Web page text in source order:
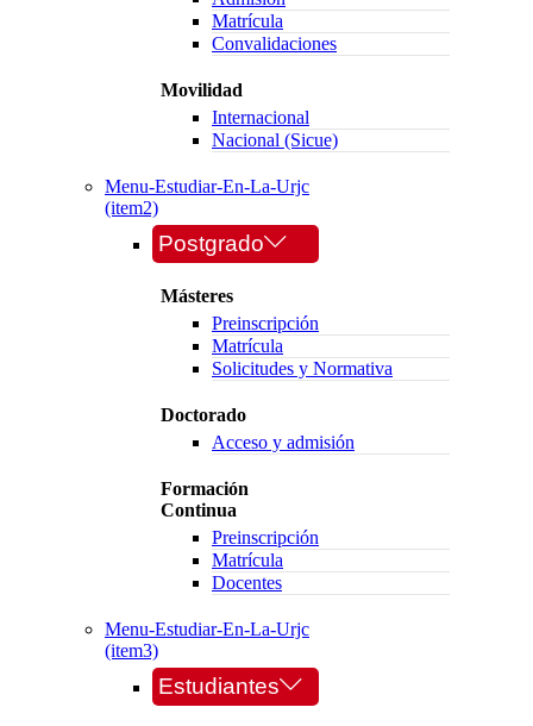
Matrícula
Convalidaciones
Movilidad
Internacional
Nacional (Sicue)
Menu-Estudiar-En-La-Urjc
(item2)
Postgrado
Másteres
Preinscripción
Matrícula
Solicitudes y Normativa
Doctorado
Acceso y admisión
Formación
Continua
Preinscripción
Matrícula
Docentes
Menu-Estudiar-En-La-Urjc
(item3)
Estudiantes